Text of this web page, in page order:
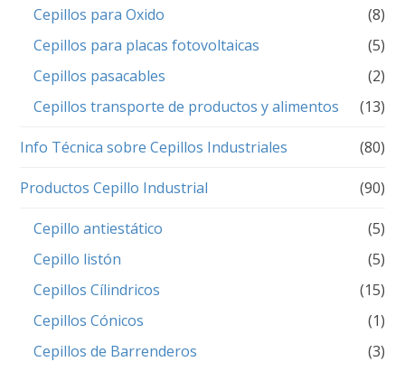
Cepillos para Oxido
(8)
Cepillos para placas fotovoltaicas
(5)
Cepillos pasacables
(2)
Cepillos transporte de productos y alimentos
(13)
Info Técnica sobre Cepillos Industriales (80)
Productos Cepillo Industrial (90)
Cepillo antiestático
(5)
Cepillo listón
(5)
Cepillos Cílindricos
(15)
Cepillos Cónicos
(1)
Cepillos de Barrenderos
(3)